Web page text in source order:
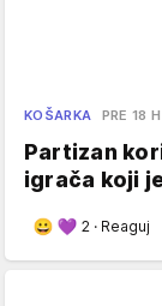
KOŠARKA PRE 18 H
Partizan
igrača koji
2 · Reaguj